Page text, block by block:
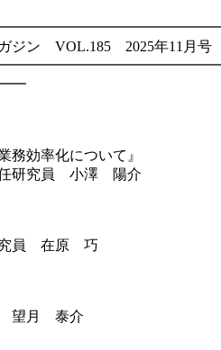
ン VOL.185 2025年11月号
務効率化について』
研究員 小澤 陽介
員 在原 巧
望月 泰介